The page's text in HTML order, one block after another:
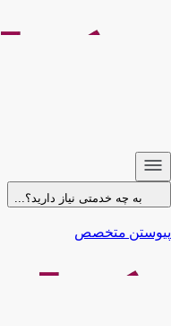
به چه خدمتی نیاز دارید؟...
پیوستن متخصص